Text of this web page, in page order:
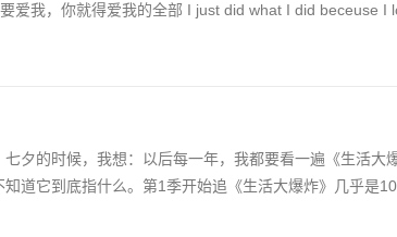
爱我，你就得爱我的全部 I just did what I did beceuse I
七夕的时候，我想：以后每一年，我都要看一遍《生
道它到底指什么。第1季开始追《生活大爆炸》几乎是